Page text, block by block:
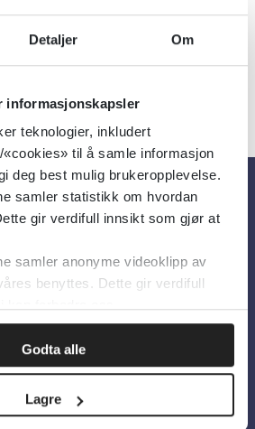
Detaljer Om
informasjonskapsler
teknologier, inkludert
til å samle informasjon
deg best mulig brukeropplevelse.
samler statistikk om hvordan
gir verdifull innsikt som gjør at
samler anonyme videoklipp av
benyttes. Dette gir verdifull
Godta alle
Lagre
Dato Alfabetisk